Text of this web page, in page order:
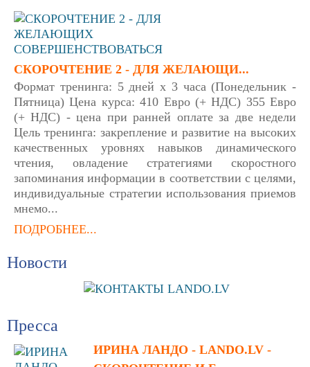
СКОРОЧТЕНИЕ 2 - ДЛЯ ЖЕЛАЮЩИ...
Формат тренинга: 5 дней х 3 часа (Понедельник -
Пятница) Цена курса: 410 Евро (+ НДС) 355 Евро
(+ НДС) - цена при ранней оплате за две недели
Цель тренинга: закрепление и развитие на высоких
качественных уровнях навыков динамического
чтения, овладение стратегиями скоростного
запоминания информации в соответствии с целями,
индивидуальные стратегии использования приемов
мнемо...
ПОДРОБНЕЕ...
Новости
Пресса
ИРИНА ЛАНДО - LANDO.LV -